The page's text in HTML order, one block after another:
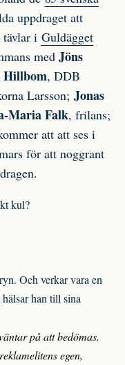
uppdraget att
tävlar i Guldägget
med Jöns
Hillbom, DDB
Larsson; Jonas
Maria Falk, frilans;
att att ses i
för att noggrant
kul?
Och verkar vara en
hälsar han till sina
på att bedömas.
egen,